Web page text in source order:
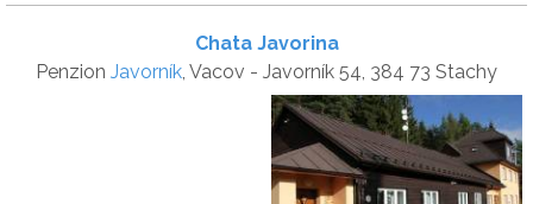
Chata Javorina
Penzion Javorník , Vacov - Javorník 54, 384 73 Stachy